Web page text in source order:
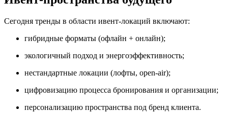
Сегодня тренды в области ивент-локаций включают:
гибридные форматы (офлайн + онлайн);
экологичный подход и энергоэффективность;
нестандартные локации (лофты, open-air);
цифровизацию процесса бронирования и организации;
персонализацию пространства под бренд клиента.